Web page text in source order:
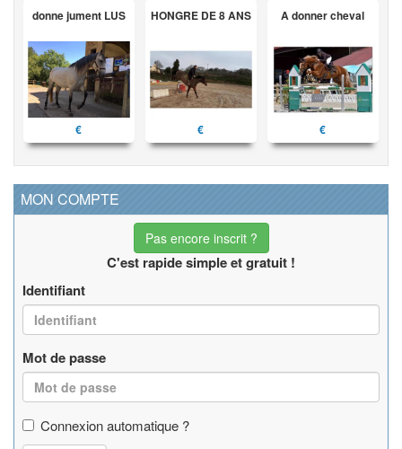
donne jument LUS
€
HONGRE DE 8 ANS
€
A donner cheval
€
MON COMPTE
Pas encore inscrit ?
C'est rapide simple et gratuit !
Identifiant
Mot de passe
Connexion automatique ?